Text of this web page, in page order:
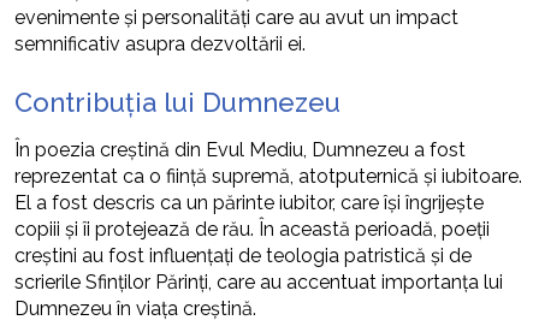
evenimente și personalități care au avut un impact
semnificativ asupra dezvoltării ei.
Contribuția lui Dumnezeu
În poezia creștină din Evul Mediu, Dumnezeu a fost
reprezentat ca o ființă supremă, atotputernică și iubitoare.
El a fost descris ca un părinte iubitor, care își îngrijește
copiii și îi protejează de rău. În această perioadă, poeții
creștini au fost influențați de teologia patristică și de
scrierile Sfinților Părinți, care au accentuat importanța lui
Dumnezeu în viața creștină.